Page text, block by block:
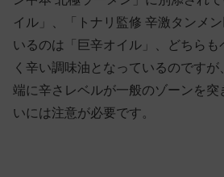
イル」、「トナリ監修 辛激タンメ
いるのは「巨辛オイル」、どちら
く辛い調味油となっているのです
端に辛さレベルが一般のゾーンを突
いには注意が必要です。